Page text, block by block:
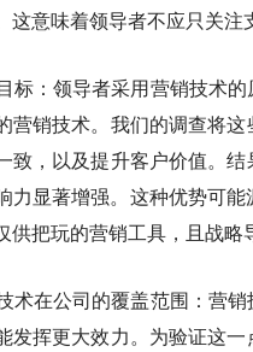
这意味着领导者不应只关注
标： 领导者采用营销技术
营销技术。我们的调查将
致，以及提升客户价值。
力显著增强。这种优势可
供把玩的营销工具，且战略
术在公司的覆盖范围： 营销
发挥更大效力。为验证这